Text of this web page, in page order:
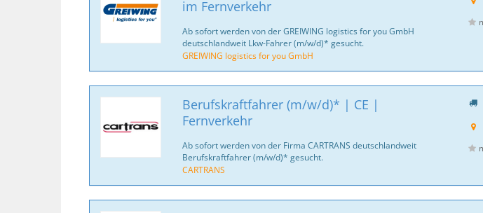
im Fernverkehr
Ab sofort werden von der GREIWING logistics for you GmbH
deutschlandweit Lkw-Fahrer (m/w/d)* gesucht.
GREIWING logistics for you GmbH
Berufskraftfahrer (m/w/d)* | CE |
Fernverkehr
Ab sofort werden von der Firma CARTRANS deutschlandweit
Berufskraftfahrer (m/w/d)* gesucht.
CARTRANS